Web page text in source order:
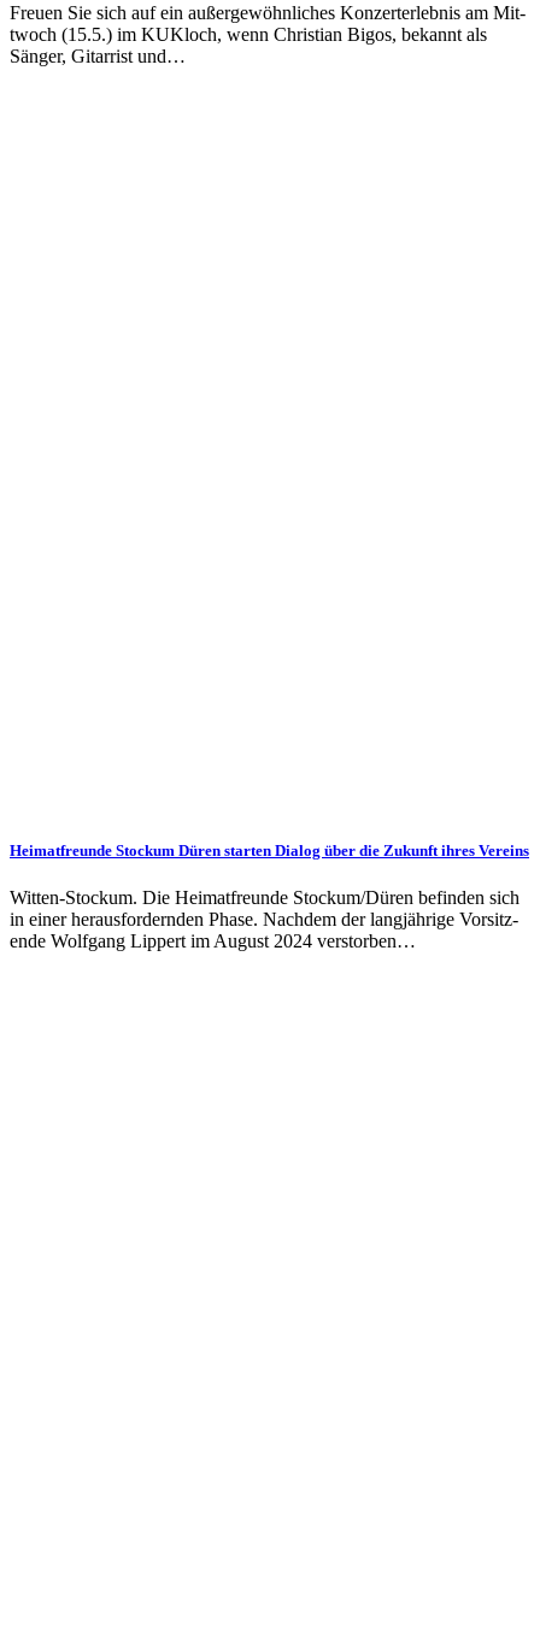
Freuen Sie sich auf ein außer­ge­wöhn­liches Konzert­erlebnis am Mit­
twoch (15.5.) im KUK­loch, wenn Christian Bigos, bekannt als
Sänger, Gitar­rist und…
Heimatfreunde Stockum Düren starten Dialog über die Zukunft ihres Vereins
Witten-Stockum. Die Heimat­freunde Stockum/Düren be­find­en sich
in einer heraus­for­dern­den Phase. Nach­dem der lang­jährige Vor­sitz­
ende Wolfgang Lippert im Aug­ust 2024 ver­stor­ben…